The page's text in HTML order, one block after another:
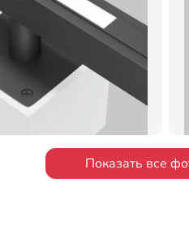
Показать все